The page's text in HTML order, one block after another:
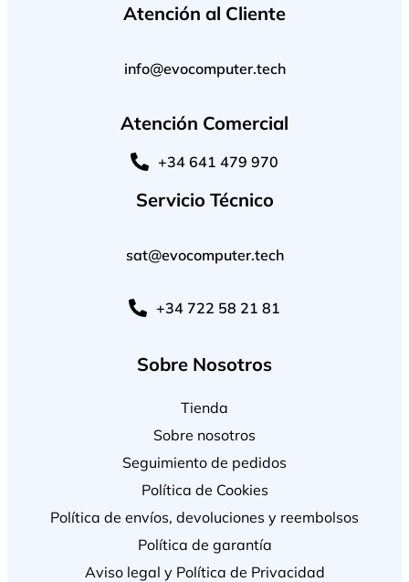
Atención al Cliente
info@evocomputer.tech
Atención Comercial
+34 641 479 970
Servicio Técnico
sat@evocomputer.tech
+34 722 58 21 81
Sobre Nosotros
Tienda
Sobre nosotros
Seguimiento de pedidos
Política de Cookies
Política de envíos, devoluciones y reembolsos
Política de garantía
Aviso legal y Política de Privacidad